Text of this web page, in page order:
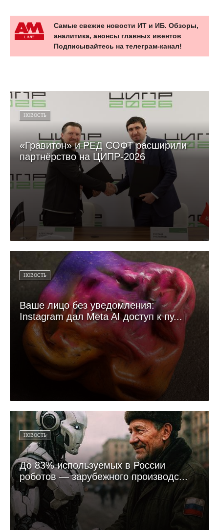
Самые свежие новости ИТ и ИБ. Обзоры,
аналитика, анонсы главных ивентов
Подписывайтесь на телеграм-канал!
НОВОСТЬ
«Гравитон» и РЕД СОФТ расширили
партнёрство на ЦИПР-2026
НОВОСТЬ
Ваше лицо без уведомления:
Instagram дал Meta AI доступ к пу...
НОВОСТЬ
До 83% используемых в России
роботов — зарубежного производс...